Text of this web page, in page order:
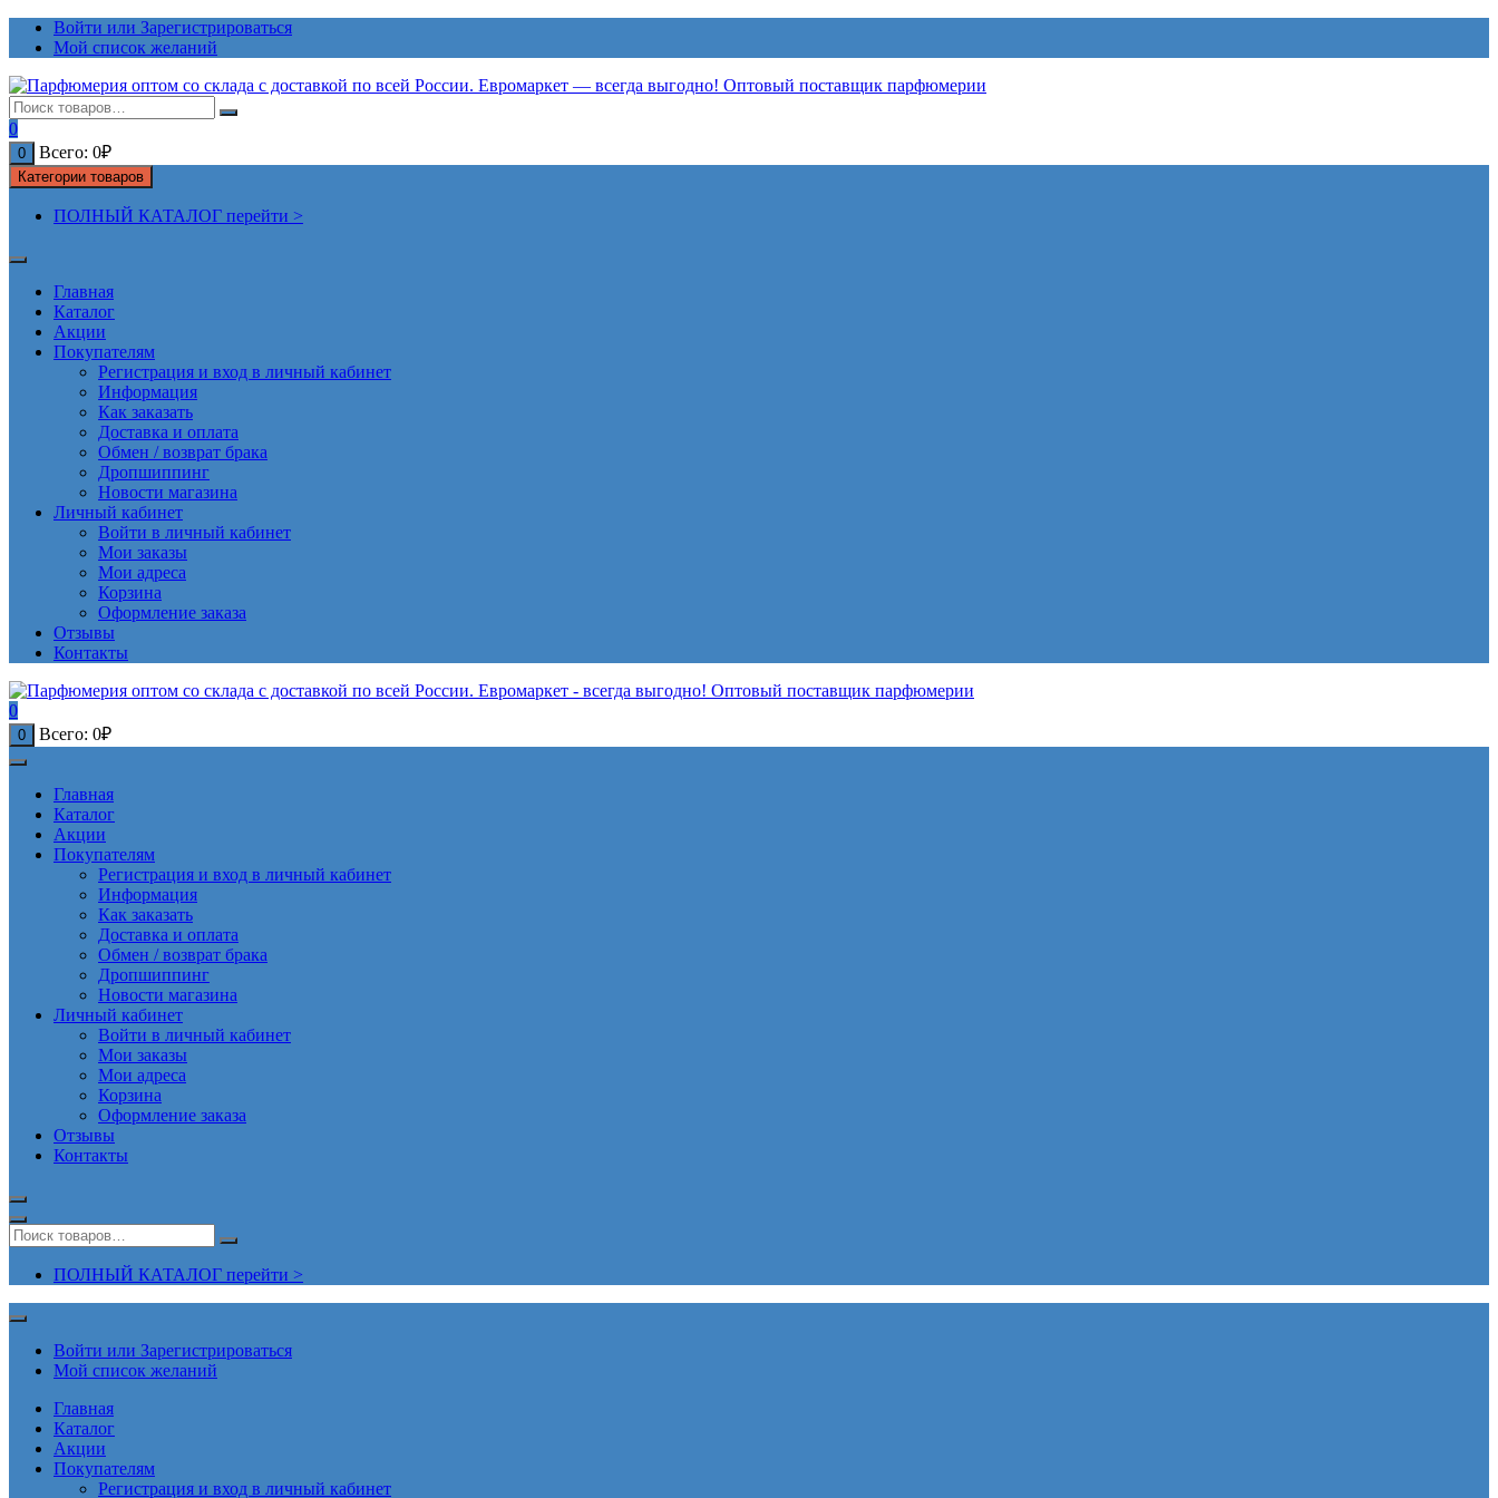
ПерейтиВойти или Зарегистрироваться
Мой список желаний
0
0 Всего: 0₽
Категории товаров
ПОЛНЫЙ КАТАЛОГ перейти >
Главная
Каталог
Акции
Покупателям
Регистрация и вход в личный кабинет
Информация
Как заказать
Доставка и оплата
Обмен / возврат брака
Дропшиппинг
Новости магазина
Личный кабинет
Войти в личный кабинет
Мои заказы
Мои адреса
Корзина
Оформление заказа
Отзывы
Контакты
0
0 Всего: 0₽
Главная
Каталог
Акции
Покупателям
Регистрация и вход в личный кабинет
Информация
Как заказать
Доставка и оплата
Обмен / возврат брака
Дропшиппинг
Новости магазина
Личный кабинет
Войти в личный кабинет
Мои заказы
Мои адреса
Корзина
Оформление заказа
Отзывы
Контакты
ПОЛНЫЙ КАТАЛОГ перейти >
Войти или Зарегистрироваться
Мой список желаний
Главная
Каталог
Акции
Покупателям
Регистрация и вход в личный кабинет